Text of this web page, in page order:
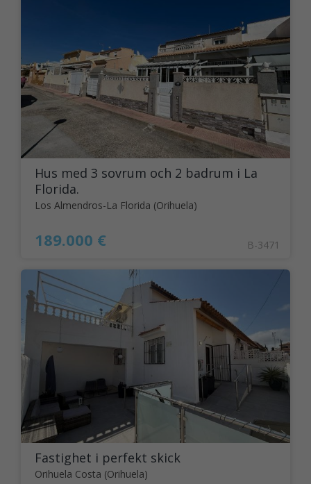
Hus med 3 sovrum och 2 badrum i La
Florida.
Los Almendros-La Florida (Orihuela)
189.000 € B-3471
Fastighet i perfekt skick
Orihuela Costa (Orihuela)